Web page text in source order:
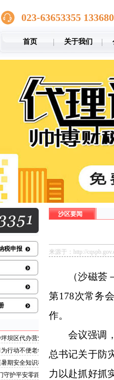
023-63653355
首页 关于我们
税申报
坝区代办营业
行动不便老年
期安全知识科
守护平安零距
沙区要闻
来源于：http://
（沙磁
第178次常务
作。
会议强调
总书记关于防
力以赴抓好抓